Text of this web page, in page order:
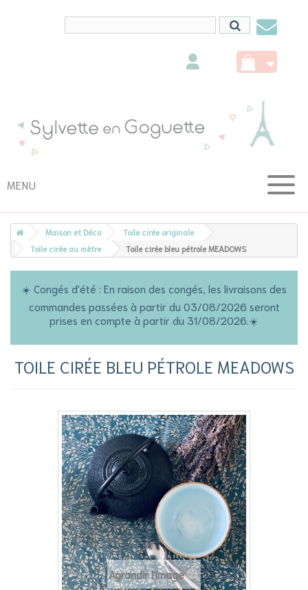
nous
MENU
Maison et Déco
Toile cirée originale
Toile cirée au mètre
Toile cirée bleu pétrole MEADOWS
☀️ Congés d'été : En raison des congés, les livraisons des
commandes passées à partir du 03/08/2026 seront
prises en compte à partir du 31/08/2026.☀️
TOILE CIRÉE BLEU PÉTROLE MEADOWS
Agrandir l'image